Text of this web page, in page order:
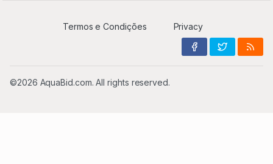
Termos e Condições Privacy
©2026 AquaBid.com. All rights reserved.